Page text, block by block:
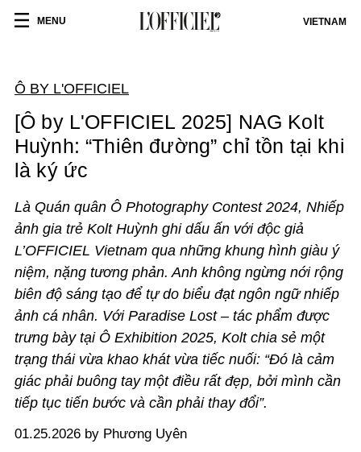
MENU VIETNAM
Ô BY L'OFFICIEL
[Ô by L'OFFICIEL 2025] NAG Kolt
Huỳnh: “Thiên đường” chỉ tồn tại khi
là ký ức
Là Quán quân Ô PhotographyContest 2024, Nhiếp
ảnh gia trẻ Kolt Huỳnh ghi dấu ấn với độc giả
L’OFFICIEL Vietnam qua những khung hình giàu ý
niệm, nặng tương phản. Anh không ngừng nới rộng
biên độ sáng tạo để tự do biểu đạt ngôn ngữ nhiếp
ảnh cá nhân. Với Paradise Lost – tác phẩm được
trưng bày tại Ô Exhibition 2025, Kolt chia sẻ một
trạng thái vừa khao khát vừa tiếc nuối: “Đó là cảm
giác phải buông tay một điều rất đẹp, bởi mình cần
tiếp tục tiến bước và cần phải thay đổi”.
01.25.2026 by Phương Uyên